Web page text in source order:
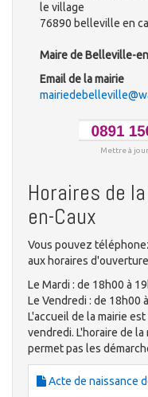
le village
76890 belleville en
Maire de Belleville-
Email de la mairie
Mettre à
Horaires de
en-Caux
Vous pouvez
aux horaires
Le Mardi : de 18h00 à
Le Vendredi : de 18h00
L'accueil de la mairie
vendredi. L'horaire de
permet pas les
Acte de naissance